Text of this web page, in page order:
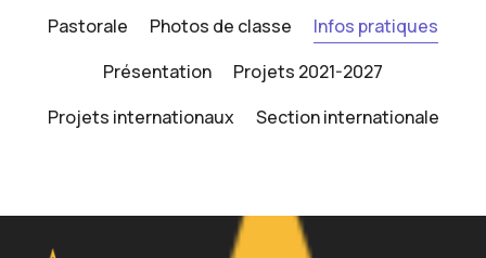
Pastorale
Photos de classe
Infos pratiques
Présentation
Projets 2021-2027
Projets internationaux
Section internationale